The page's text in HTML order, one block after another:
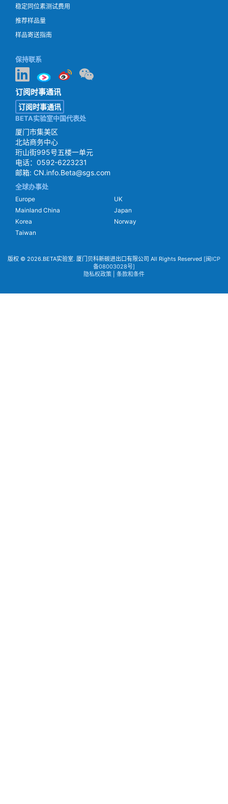
稳定同位素测试费用
推荐样品量
样品寄送指南
保持联系
订阅时事通讯
订阅时事通讯
BETA实验室中国代表处
厦门市集美区
北站商务中心
珩山街995号五楼一单元
电话：0592-6223231
邮箱: CN.info.Beta@sgs.com
全球办事处
Europe
UK
Mainland China
Japan
Korea
Norway
Taiwan
版权 © 2026.BETA实验室. 厦门贝科新碳进出口有限公司 All Rights Reserved [闽ICP
备08003028号]
隐私权政策
条款和条件